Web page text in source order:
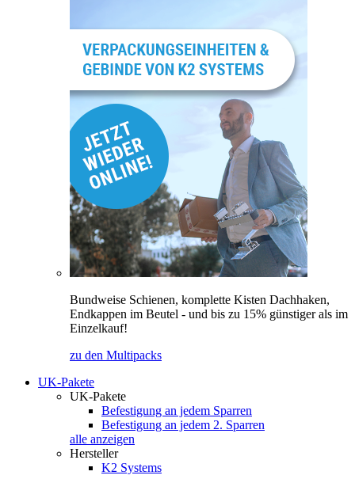
Bundweise Schienen, komplette Kisten Dachhaken,
Endkappen im Beutel - und bis zu 15% günstiger als im
Einzelkauf!
zu den Multipacks
UK-Pakete
UK-Pakete
Befestigung an jedem Sparren
Befestigung an jedem 2. Sparren
alle anzeigen
Hersteller
K2 Systems